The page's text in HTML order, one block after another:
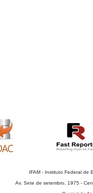
Av. Sete de setembro, 1975 -
IFAM - Instituto Federal de